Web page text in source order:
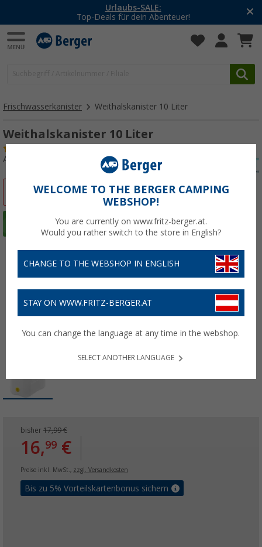
Urlaubs-SALE:
Top-Deals für dein Abenteuer!
Frischwasserkanister Weithalskanister 10 Liter
Weithalskanister 10 Liter
Art.-Nr.: 123280
bisher 17,99 €
16,99 €
Preise inkl. MwSt., zzgl. Versandkosten
Bis zu 5% Vorteilskartenbonus sichern
WELCOME TO THE BERGER CAMPING
WEBSHOP!
You are currently on www.fritz-berger.at.
Would you rather switch to the store in English?
CHANGE TO THE WEBSHOP IN ENGLISH
STAY ON WWW.FRITZ-BERGER.AT
You can change the language at any time in the webshop.
SELECT ANOTHER LANGUAGE